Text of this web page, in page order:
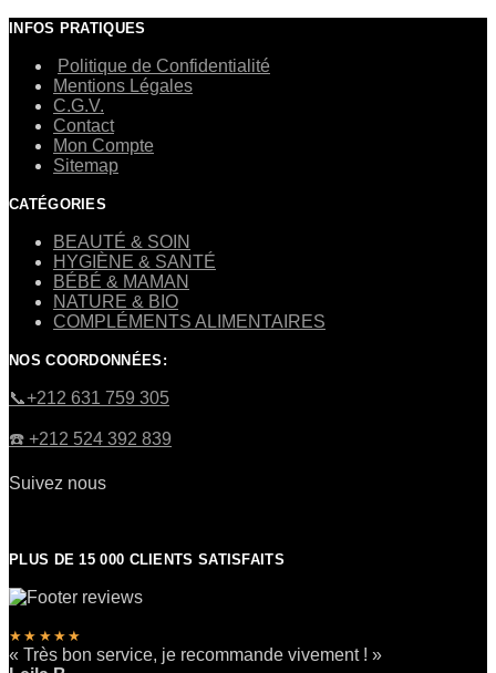
INFOS PRATIQUES
Politique de Confidentialité
Mentions Légales
C.G.V.
Contact
Mon Compte
Sitemap
CATÉGORIES
BEAUTÉ & SOIN
HYGIÈNE & SANTÉ
BÉBÉ & MAMAN
NATURE & BIO
COMPLÉMENTS ALIMENTAIRES
NOS COORDONNÉES:
​📞+212 631 759 305
☎️​ +212 524 392 839
Suivez nous
PLUS DE 15 000 CLIENTS SATISFAITS
★★★★★
« Très bon service, je recommande vivement ! »